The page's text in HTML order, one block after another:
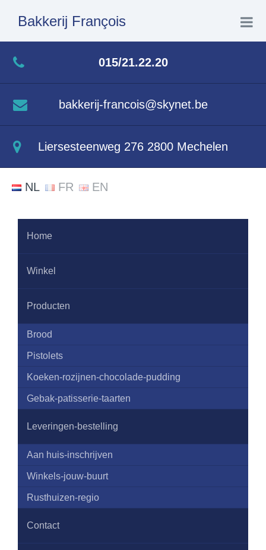
Bakkerij François
Home
Producten
Promoties
Ontbijtmand
belegde broodjes
015/21.22.20
bakkerij-francois@skynet.be
Liersesteenweg 276 2800 Mechelen
NL FR EN
Home
Winkel
Producten
Brood
Pistolets
Koeken-rozijnen-chocolade-pudding
Gebak-patisserie-taarten
Leveringen-bestelling
Aan huis-inschrijven
Winkels-jouw-buurt
Rusthuizen-regio
Contact